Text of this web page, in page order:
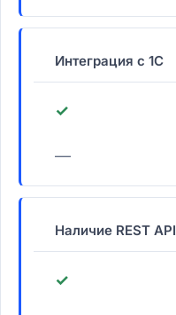
Интеграция с 1С
✓
—
Наличие REST API
✓